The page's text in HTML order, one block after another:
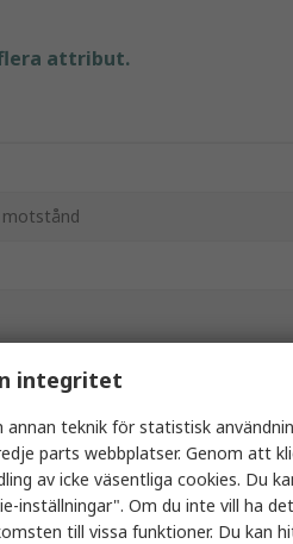
attribut.
integritet
annan teknik för statistisk
parts webbplatser. Genom att
av icke väsentliga cookies. Du
inställningar". Om du inte vill ha
till vissa funktioner. Du kan